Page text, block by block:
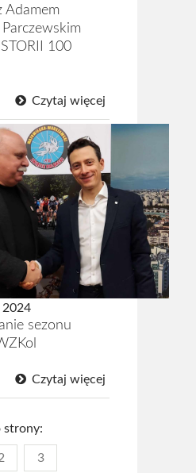
Adamem
100
Czytaj więcej
2024
sezonu
Czytaj więcej
strony:
3